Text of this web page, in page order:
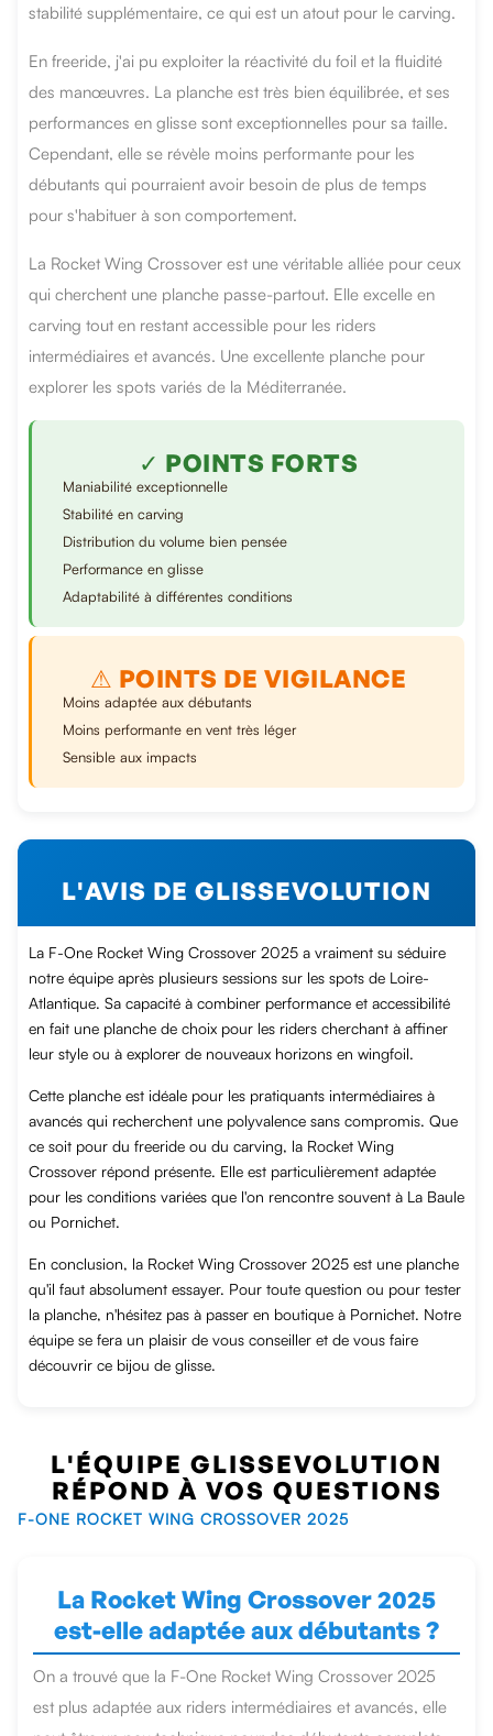
stabilité supplémentaire, ce qui est un atout pour le carving.
En freeride, j'ai pu exploiter la réactivité du foil et la fluidité
des manœuvres. La planche est très bien équilibrée, et ses
performances en glisse sont exceptionnelles pour sa taille.
Cependant, elle se révèle moins performante pour les
débutants qui pourraient avoir besoin de plus de temps
pour s'habituer à son comportement.
La Rocket Wing Crossover est une véritable alliée pour ceux
qui cherchent une planche passe-partout. Elle excelle en
carving tout en restant accessible pour les riders
intermédiaires et avancés. Une excellente planche pour
explorer les spots variés de la Méditerranée.
✓ POINTS FORTS
Maniabilité exceptionnelle
Stabilité en carving
Distribution du volume bien pensée
Performance en glisse
Adaptabilité à différentes conditions
⚠ POINTS DE VIGILANCE
Moins adaptée aux débutants
Moins performante en vent très léger
Sensible aux impacts
L'AVIS DE GLISSEVOLUTION
La F-One Rocket Wing Crossover 2025 a vraiment su séduire
notre équipe après plusieurs sessions sur les spots de Loire-
Atlantique. Sa capacité à combiner performance et accessibilité
en fait une planche de choix pour les riders cherchant à affiner
leur style ou à explorer de nouveaux horizons en wingfoil.
Cette planche est idéale pour les pratiquants intermédiaires à
avancés qui recherchent une polyvalence sans compromis. Que
ce soit pour du freeride ou du carving, la Rocket Wing
Crossover répond présente. Elle est particulièrement adaptée
pour les conditions variées que l'on rencontre souvent à La Baule
ou Pornichet.
En conclusion, la Rocket Wing Crossover 2025 est une planche
qu'il faut absolument essayer. Pour toute question ou pour tester
la planche, n'hésitez pas à passer en boutique à Pornichet. Notre
équipe se fera un plaisir de vous conseiller et de vous faire
découvrir ce bijou de glisse.
L'ÉQUIPE GLISSEVOLUTION
RÉPOND À VOS QUESTIONS
F-ONE ROCKET WING CROSSOVER 2025
La Rocket Wing Crossover 2025
est-elle adaptée aux débutants ?
On a trouvé que la F-One Rocket Wing Crossover 2025
est plus adaptée aux riders intermédiaires et avancés, elle